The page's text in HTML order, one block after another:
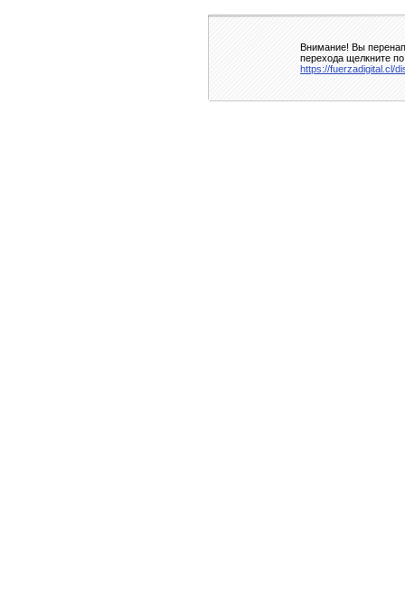
Внимание! Вы
перехода щелкните
https://fuerzadigital.cl/